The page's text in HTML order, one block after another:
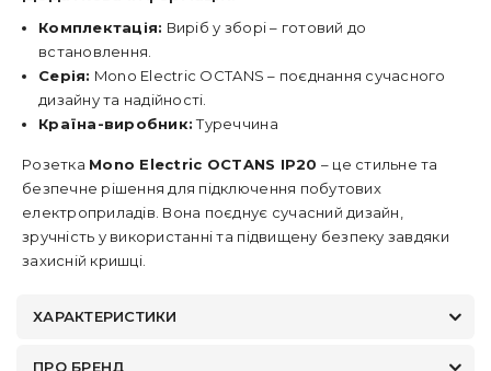
Комплектація: Виріб у зборі – готовий до
встановлення.
Серія: Mono Electric OCTANS – поєднання сучасного
дизайну та надійності.
Країна-виробник:Туреччина
Розетка Mono Electric OCTANS IP20 – це стильне та
безпечне рішення для підключення побутових
електроприладів. Вона поєднує сучасний дизайн,
зручність у використанні та підвищену безпеку завдяки
захисній кришці.
ХАРАКТЕРИСТИКИ
ПРО БРЕНД